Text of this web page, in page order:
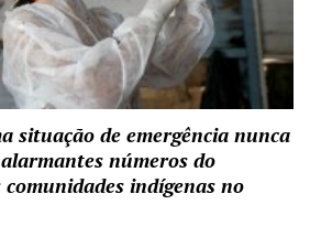
situação de emergência nunca
números do
indígenas no